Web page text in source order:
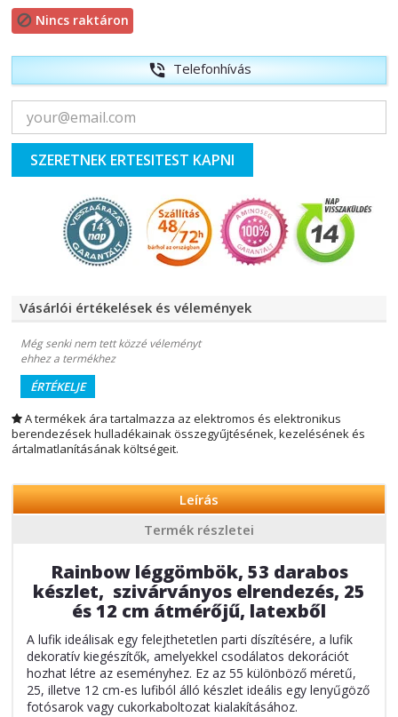
 Nincs raktáron
phone_in_talk Telefonhívás
SZERETNEK ERTESITEST KAPNI
Vásárlói értékelések és vélemények
Még senki nem tett közzé véleményt
ehhez a termékhez
ÉRTÉKELJE
A termékek ára tartalmazza az elektromos és elektronikus
berendezések hulladékainak összegyűjtésének, kezelésének és
ártalmatlanításának költségeit.
Leírás
Termék részletei
Rainbow léggömbök, 53 darabos
készlet, szivárványos elrendezés, 25
és 12 cm átmérőjű, latexből
A lufik ideálisak egy felejthetetlen parti díszítésére, a lufik
dekoratív kiegészítők, amelyekkel csodálatos dekorációt
hozhat létre az eseményhez. Ez az 55 különböző méretű,
25, illetve 12 cm-es lufiból álló készlet ideális egy lenyűgöző
fotósarok vagy cukorkaboltozat kialakításához.